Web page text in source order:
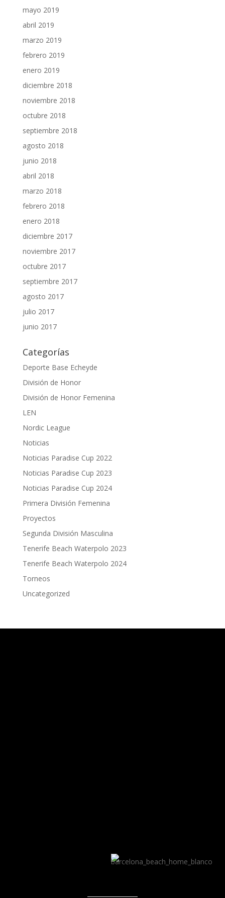
mayo 2019
abril 2019
marzo 2019
febrero 2019
enero 2019
diciembre 2018
noviembre 2018
octubre 2018
septiembre 2018
agosto 2018
junio 2018
abril 2018
marzo 2018
febrero 2018
enero 2018
diciembre 2017
noviembre 2017
octubre 2017
septiembre 2017
agosto 2017
julio 2017
junio 2017
Categorías
Deporte Base Echeyde
División de Honor
División de Honor Femenina
LEN
Nordic League
Noticias
Noticias Paradise Cup 2022
Noticias Paradise Cup 2023
Noticias Paradise Cup 2024
Primera División Femenina
Proyectos
Segunda División Masculina
Tenerife Beach Waterpolo 2023
Tenerife Beach Waterpolo 2024
Torneos
Uncategorized